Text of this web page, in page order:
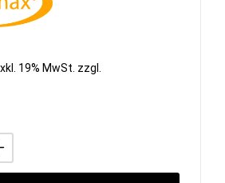
19% MwSt. zzgl.